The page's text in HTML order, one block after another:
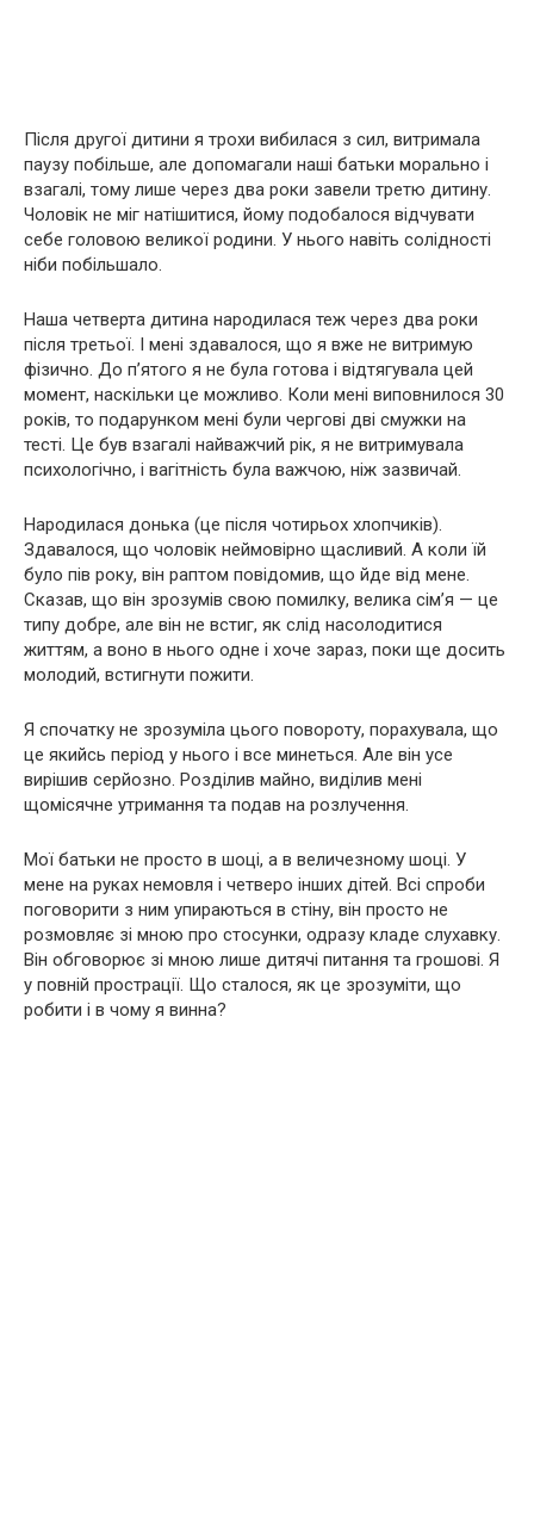
Після другої дитини я трохи вибилася з сил, витримала
паузу побільше, але допомагали наші батьки морально і
взагалі, тому лише через два роки завели третю дитину.
Чоловік не міг натішитися, йому подобалося відчувати
себе головою великої родини. У нього навіть солідності
ніби побільшало.
Наша четверта дитина народилася теж через два роки
після третьої. І мені здавалося, що я вже не витримую
фізично. До п’ятого я не була готова і відтягувала цей
момент, наскільки це можливо. Коли мені виповнилося 30
років, то подарунком мені були чергові дві смужки на
тесті. Це був взагалі найважчий рік, я не витримувала
психологічно, і вагітність була важчою, ніж зазвичай.
Народилася донька (це після чотирьох хлопчиків).
Здавалося, що чоловік неймовірно щасливий. А коли їй
було пів року, він раптом повідомив, що йде від мене.
Сказав, що він зрозумів свою помилку, велика сім’я — це
типу добре, але він не встиг, як слід насолодитися
життям, а воно в нього одне і хоче зараз, поки ще досить
молодий, встигнути пожити.
Я спочатку не зрозуміла цього повороту, порахувала, що
це якийсь період у нього і все минеться. Але він усе
вирішив серйозно. Розділив майно, виділив мені
щомісячне утримання та подав на розлучення.
Мої батьки не просто в шоці, а в величезному шоці. У
мене на руках немовля і четверо інших дітей. Всі спроби
поговорити з ним упираються в стіну, він просто не
розмовляє зі мною про стосунки, одразу кладе слухавку.
Він обговорює зі мною лише дитячі питання та грошові. Я
у повній прострації. Що сталося, як це зрозуміти, що
робити і в чому я винна?